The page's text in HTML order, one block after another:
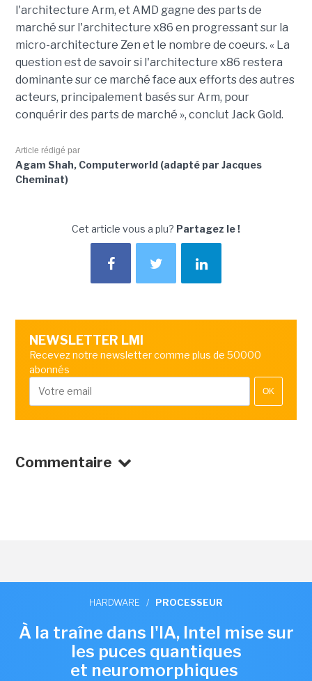
l'architecture Arm, et AMD gagne des parts de
marché sur l'architecture x86 en progressant sur la
micro-architecture Zen et le nombre de coeurs. « La
question est de savoir si l'architecture x86 restera
dominante sur ce marché face aux efforts des autres
acteurs, principalement basés sur Arm, pour
conquérir des parts de marché », conclut Jack Gold.
Article rédigé par
Agam Shah, Computerworld (adapté par Jacques
Cheminat)
Cet article vous a plu? Partagez le !
NEWSLETTER LMI
Recevez notre newsletter comme plus de 50000
abonnés
OK
Commentaire
HARDWARE / PROCESSEUR
À la traîne dans l'IA, Intel mise sur
les puces quantiques
et neuromorphiques